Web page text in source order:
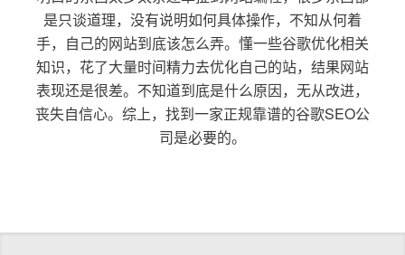
是只谈道理，没有说明如何具体操作，不知从何着
手，自己的网站到底该怎么弄。懂一些谷歌优化相关
知识，花了大量时间精力去优化自己的站，结果网站
表现还是很差。不知道到底是什么原因，无从改进，
丧失自信心。综上，找到一家正规靠谱的谷歌SEO公
司是必要的。